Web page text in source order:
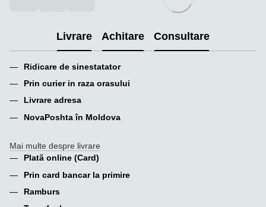
Livrare Achitare Consultare
Ridicare de sinestatator
Prin curier in raza orasului
Livrare adresa
NovaPoshta în Moldova
Mai multe despre livrare
Plată online (Card)
Prin card bancar la primire
Ramburs